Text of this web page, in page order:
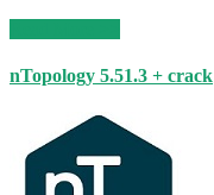
nTopology 5.51.3 + crack